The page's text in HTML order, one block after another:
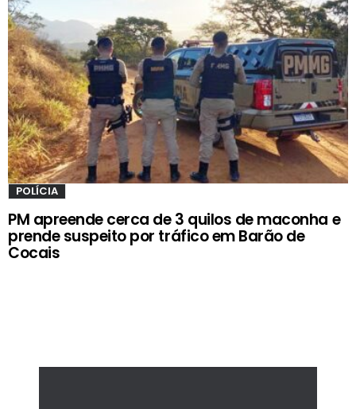
POLÍCIA
PM apreende cerca de 3 quilos de maconha e
prende suspeito por tráfico em Barão de
Cocais